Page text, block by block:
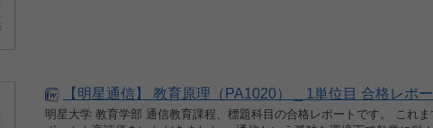
【明星通信】 教育原理（PA1020） _ 1単位目 合格レポー
明星大学 教育学部 通信教育課程、標題科目の合格レポートです。 これ